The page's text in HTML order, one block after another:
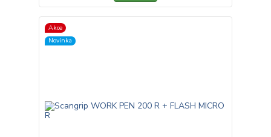
Akce
Novinka